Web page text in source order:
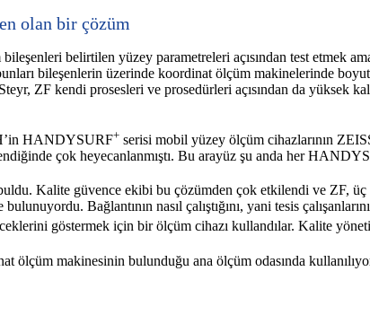
olan bir çözüm
belirtilen yüzey parametreleri açısından test etmek
bileşenlerin üzerinde koordinat ölçüm makinelerinde
ZF kendi prosesleri ve prosedürleri açısından da yüksek
HANDYSURF+ serisi mobil yüzey ölçüm cihazlarının
çok heyecanlanmıştı. Bu arayüz şu anda her
buldu. Kalite güvence ekibi bu çözümden çok etkilendi ve ZF,
Bağlantının nasıl çalıştığını, yani tesis
göstermek için bir ölçüm cihazı kullandılar. Kalite
ölçüm makinesinin bulunduğu ana ölçüm odasında